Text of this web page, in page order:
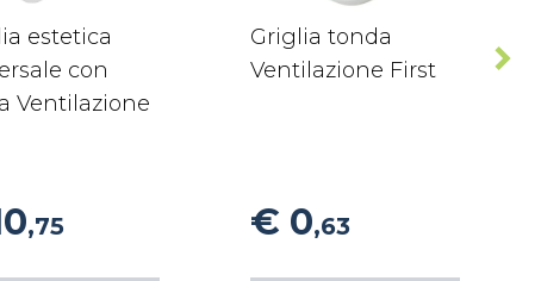
estetica
con
Ventilazione
,75
Griglia tonda
Ventilazione First
€ 0,63